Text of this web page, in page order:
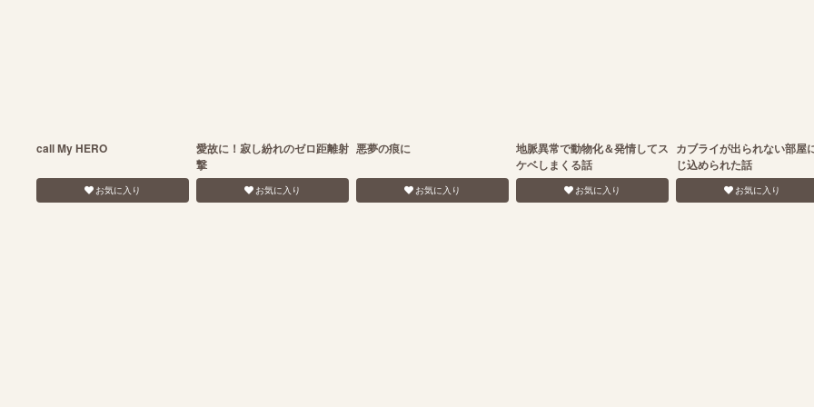
call My HERO
お気に入り
愛故に！寂し紛れのゼロ距離射
撃
お気に入り
悪夢の痕に
お気に入り
地脈異常で動物化＆発情してス
ケベしまくる話
お気に入り
カブライが出られない部屋
じ込められた話
お気に入り